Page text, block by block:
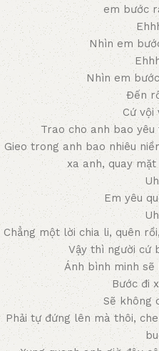
em bước
Nhìn em
Nhìn em
Đến
Cứ vội
Trao cho anh bao
Gieo trong anh bao nhiêu
xa anh, quay
Em yêu
Chẳng một lời chia li, quên
Vậy thì người cứ
Ánh bình minh sẽ
Bước đi
Sẽ không
Phải tự đứng lên mà thôi,